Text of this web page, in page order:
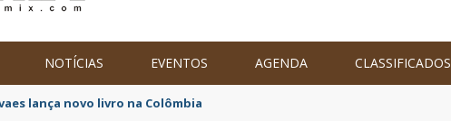
NOTÍCIAS EVENTOS AGENDA CLASSIFICADOS
lança novo livro na Colômbia